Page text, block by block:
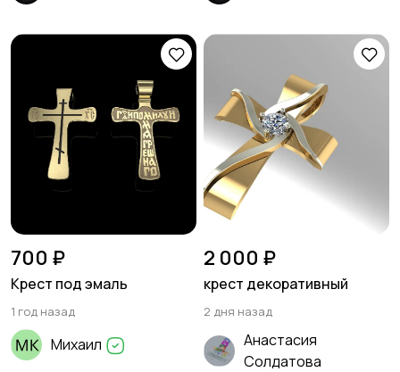
700 ₽
Крест под эмаль
1 год назад
Михаил
2 000 ₽
крест декоративный
2 дня назад
Анастасия
Солдатова